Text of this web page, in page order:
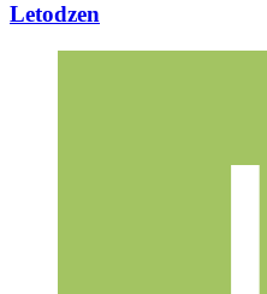
Letodzen